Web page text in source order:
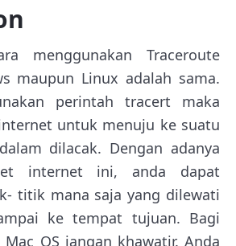
menggunakan Traceroute
maupun Linux adalah sama.
perintah tracert maka
untuk menuju ke suatu
dilacak. Dengan adanya
internet ini, anda dapat
titik mana saja yang dilewati
ke tempat tujuan. Bagi
OS jangan khawatir. Anda